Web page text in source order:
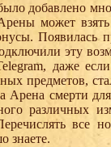
добавлено
может
Появилась
эту
даже
предметов,
Арена смерти
различных
все
знаете.